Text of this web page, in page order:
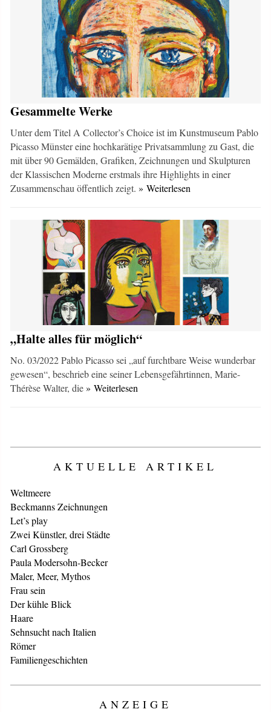
Gesammelte Werke
Unter dem Titel A Collector’s Choice ist im Kunstmuseum Pablo
Picasso Münster eine hochkarätige Privatsammlung zu Gast, die
mit über 90 Gemälden, Grafiken, Zeichnungen und Skulpturen
der Klassischen Moderne erstmals ihre Highlights in einer
Zusammenschau öffentlich zeigt.» Weiterlesen
„Halte alles für möglich“
No. 03/2022 Pablo Picasso sei „auf furchtbare Weise wunderbar
gewesen“, beschrieb eine seiner Lebensgefährtinnen, Marie-
Thérèse Walter, die» Weiterlesen
AKTUELLE ARTIKEL
Weltmeere
Beckmanns Zeichnungen
Let’s play
Zwei Künstler, drei Städte
Carl Grossberg
Paula Modersohn-Becker
Maler, Meer, Mythos
Frau sein
Der kühle Blick
Haare
Sehnsucht nach Italien
Römer
Familiengeschichten
ANZEIGE